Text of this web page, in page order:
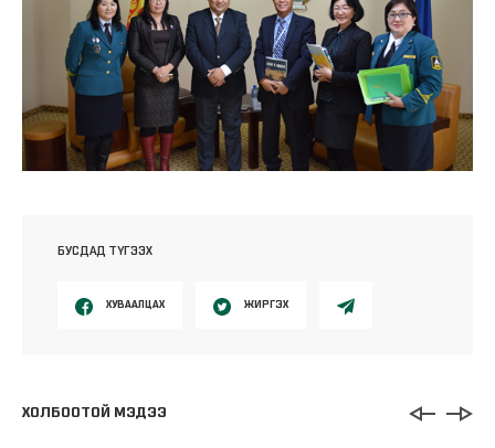
БУСДАД ТҮГЭЭХ
ХУВААЛЦАХ ЖИРГЭХ
ХОЛБООТОЙ МЭДЭЭ